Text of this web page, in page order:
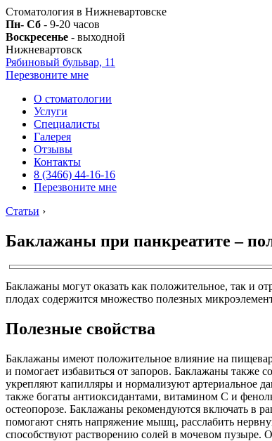
Стоматология в Нижневартовске
Пн- Сб - 9-20 часов
Воскресенье - выходной
Нижневартовск
Рябиновый бульвар, 11
Перезвоните мне
О стоматологии
Услуги
Специалисты
Галерея
Отзывы
Контакты
8 (3466) 44-16-16
Перезвоните мне
Статьи ›
Баклажаны при панкреатите –
Баклажаны могут оказать как положительное, так и
плодах содержится множество полезных
Полезные свойства
Баклажаны имеют положительное влияние на
и помогает избавиться от запоров. Баклажаны
укрепляют капилляры и нормализуют артериальное
также богаты антиоксидантами, витамином С и
остеопорозе. Баклажаны рекомендуются включать в
помогают снять напряжение мышц, расслабить
способствуют растворению солей в мочевом пузыре.